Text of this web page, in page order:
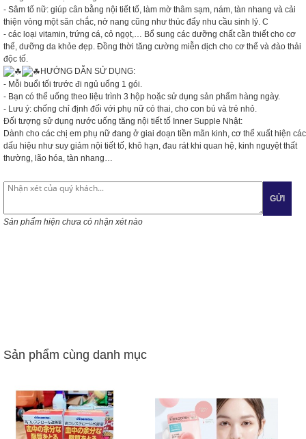
- Sâm tố nữ: giúp cân bằng nội tiết tố, làm mờ thâm sạm, nám, tàn nhang và cải
thiện vòng một săn chắc, nở nang cũng như thúc đẩy nhu cầu sinh lý. C
- các loại vitamin, trứng cá, cỏ ngọt,… Bổ sung các dưỡng chất cần thiết cho cơ
thể, dưỡng da khỏe đẹp. Đồng thời tăng cường miễn dịch cho cơ thể và đào thải
độc tố.
HƯỚNG DẪN SỬ DỤNG:
- Mỗi buổi tối trước đi ngủ uống 1 gói.
- Bạn có thể uống theo liệu trình 3 hộp hoặc sử dụng sản phẩm hàng ngày.
- Lưu ý: chống chỉ định đối với phụ nữ có thai, cho con bú và trẻ nhỏ.
Đối tượng sử dụng nước uống tăng nội tiết tố Inner Supple Nhật:
Dành cho các chị em phụ nữ đang ở giai đoạn tiền mãn kinh, cơ thể xuất hiện các
dấu hiệu như suy giảm nội tiết tố, khô hạn, đau rát khi quan hệ, kinh nguyệt thất
thường, lão hóa, tàn nhang…
GỬI
Sản phẩm hiện chưa có nhận xét nào
Sản phẩm cùng danh mục